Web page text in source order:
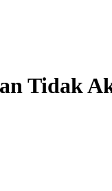
Tidak